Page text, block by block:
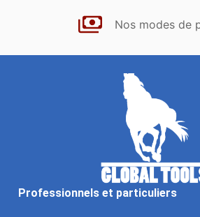
Nos modes de
Professionnels et particuliers